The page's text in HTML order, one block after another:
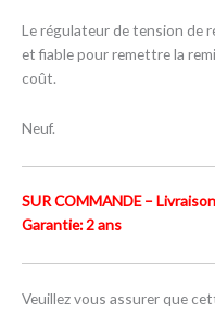
Le régulateur de tension de
et fiable pour remettre la
coût.
Neuf.
SUR COMMANDE –
Garantie: 2 ans
Veuillez vous assurer que